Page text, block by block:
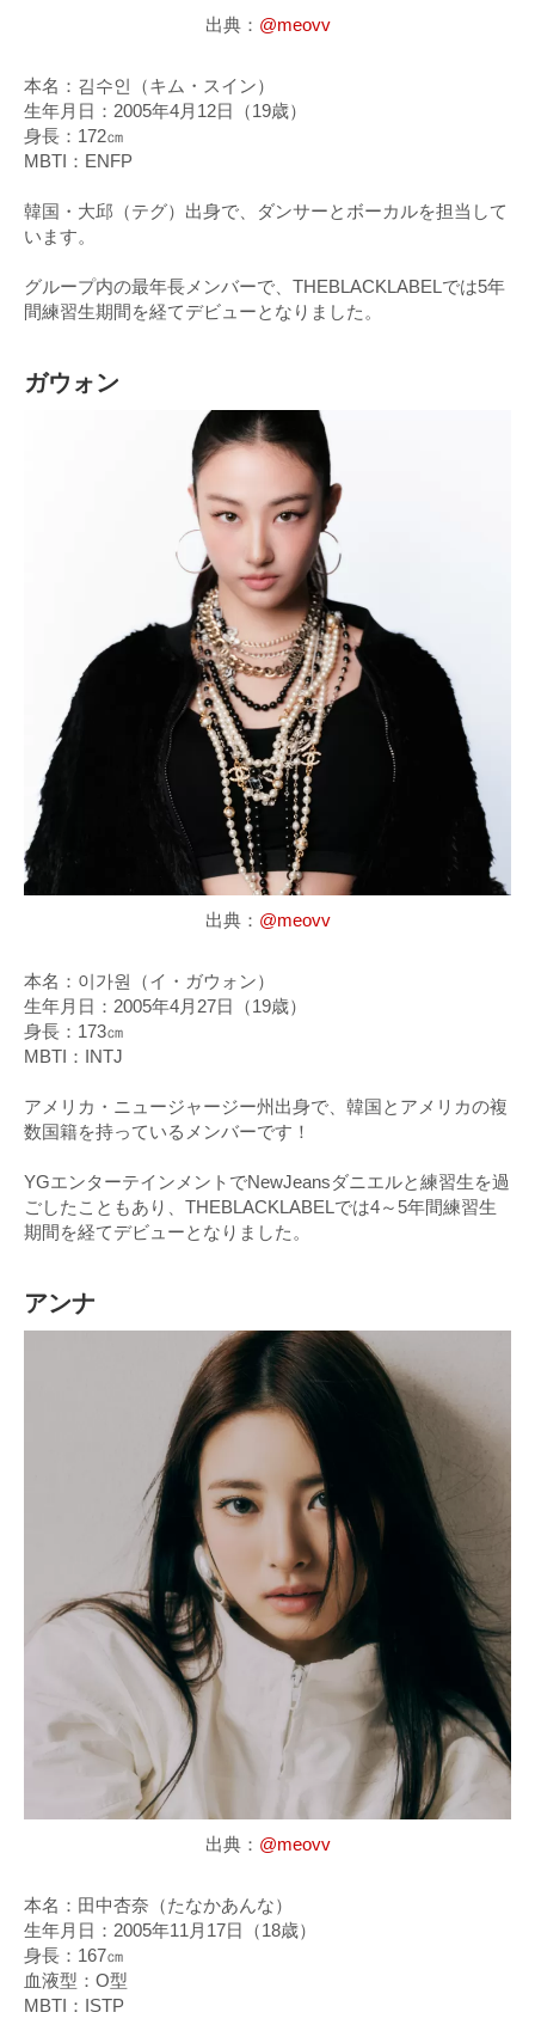
出典： @meovv
本名：김수인（キム・スイン）
生年月日：2005年4月12日（19歳）
身長：172㎝
MBTI：ENFP
韓国・大邱（テグ）出身で、ダンサーとボーカルを担当して
います。
グループ内の最年長メンバーで、THEBLACKLABELでは5年
間練習生期間を経てデビューとなりました。
ガウォン
出典： @meovv
本名：이가원（イ・ガウォン）
生年月日：2005年4月27日（19歳）
身長：173㎝
MBTI：INTJ
アメリカ・ニュージャージー州出身で、韓国とアメリカの複
数国籍を持っているメンバーです！
YGエンターテインメントでNewJeansダニエルと練習生を過
ごしたこともあり、THEBLACKLABELでは4～5年間練習生
期間を経てデビューとなりました。
アンナ
出典： @meovv
本名：田中杏奈（たなかあんな）
生年月日：2005年11月17日（18歳）
身長：167㎝
血液型：O型
MBTI：ISTP